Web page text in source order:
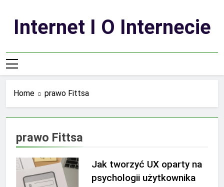
contentInternet I O Internecie
Home prawo Fittsa
prawo Fittsa
Jak tworzyć UX oparty na
psychologii użytkownika